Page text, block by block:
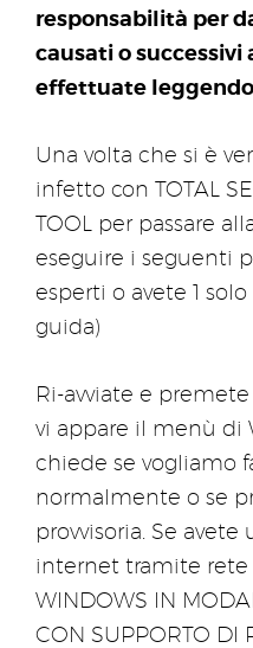
responsabilità per
causati o
effettuate
Una volta che si è
infetto con TOTAL
TOOL per passare
eseguire i seguenti
esperti o avete 1 solo
guida)
Ri-avviate e
vi appare il menù di
chiede se vogliamo
normalmente o se
provvisoria. Se
internet tramite rete
WINDOWS IN
CON SUPPORTO DI